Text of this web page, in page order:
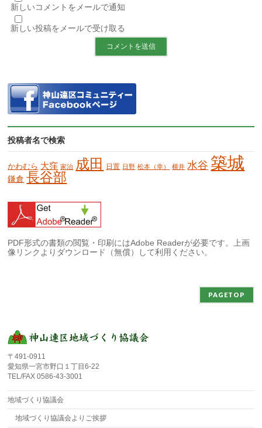
新しいコメントをメールで通知
新しい投稿をメールで受け取る
投稿者名で検索
かわむら 大窪 家治 成田 日置 日野 松本（幸） 横井 水谷 築城
鎌倉 長谷部
PDF形式の書類の閲覧・印刷にはAdobe Readerが必要です。上画
像リンクよりダウンロード（無償）して利用ください。
PAGETOP
〒491-0911
愛知県一宮市野口１丁目6-22
TEL/FAX 0586-43-3001
地域づくり協議会
地域づくり協議会よりご挨拶